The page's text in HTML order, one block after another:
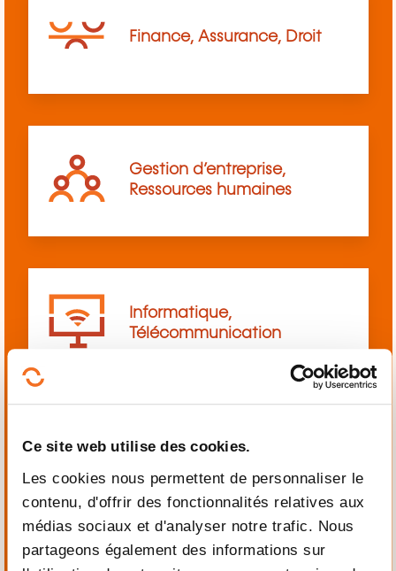
Ce site web utilise des cookies.
Les cookies nous permettent de personnaliser le
contenu, d'offrir des fonctionnalités relatives aux
médias sociaux et d'analyser notre trafic. Nous
partageons également des informations sur
Finance, Assurance, Droit
Gestion d’entreprise,
Ressources humaines
Informatique,
Télécommunication